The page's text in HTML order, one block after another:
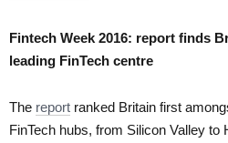
Fintech Week 2016: report finds
leading FinTech centre
The report ranked Britain first
FinTech hubs, from Silicon Valley to